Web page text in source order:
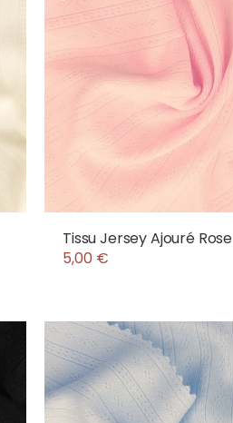
Tissu Jersey Ajouré Rose
5,00 €